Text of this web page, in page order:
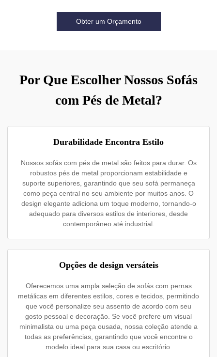
Obter um Orçamento
Por Que Escolher Nossos Sofás
com Pés de Metal?
Durabilidade Encontra Estilo
Nossos sofás com pés de metal são feitos para durar. Os
robustos pés de metal proporcionam estabilidade e
suporte superiores, garantindo que seu sofá permaneça
como peça central no seu ambiente por muitos anos. O
design elegante adiciona um toque moderno, tornando-o
adequado para diversos estilos de interiores, desde
contemporâneo até industrial.
Opções de design versáteis
Oferecemos uma ampla seleção de sofás com pernas
metálicas em diferentes estilos, cores e tecidos, permitindo
que você personalize seu assento de acordo com seu
gosto pessoal e decoração. Se você prefere um visual
minimalista ou uma peça ousada, nossa coleção atende a
todas as preferências, garantindo que você encontre o
modelo ideal para sua casa ou escritório.